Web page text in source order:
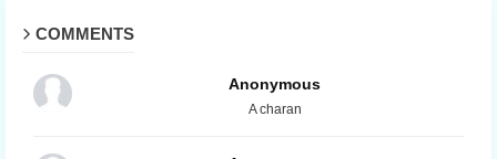
COMMENTS
Anonymous
A charan